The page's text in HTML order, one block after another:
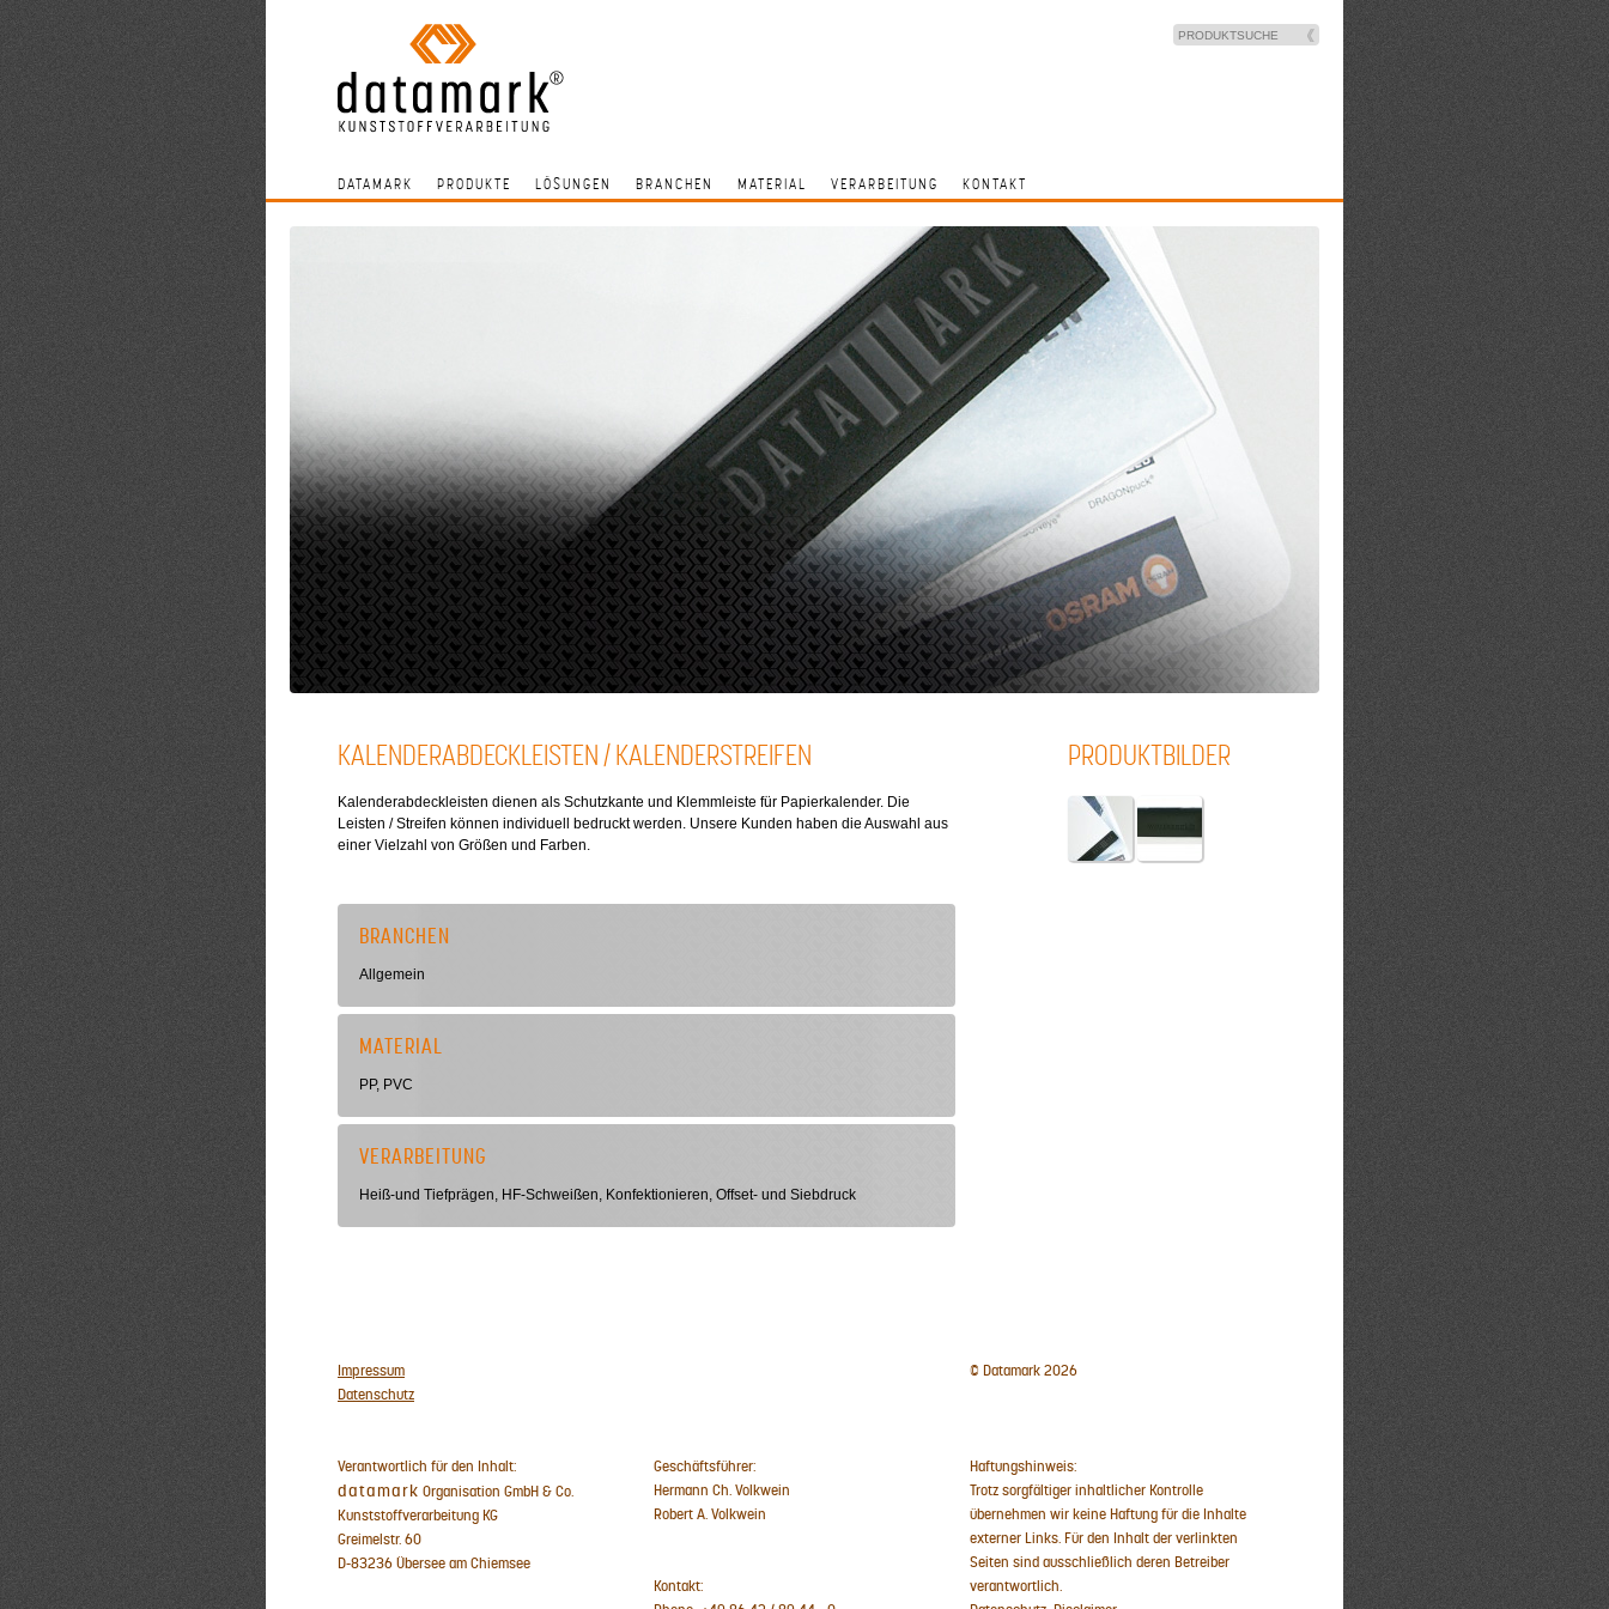
DATAMARK PRODUKTE LÖSUNGEN BRANCHEN MATERIAL VERARBEITUNG KONTAKT
KALENDERABDECKLEISTEN / KALENDERSTREIFEN
Kalenderabdeckleisten dienen als Schutzkante und Klemmleiste für Papierkalender. Die
Leisten / Streifen können individuell bedruckt werden. Unsere Kunden haben die Auswahl aus
einer Vielzahl von Größen und Farben.
PRODUKTBILDER
BRANCHEN
Allgemein
MATERIAL
PP, PVC
VERARBEITUNG
Heiß-und Tiefprägen, HF-Schweißen, Konfektionieren, Offset- und Siebdruck
Impressum
Datenschutz
© Datamark 2026
Verantwortlich für den Inhalt:
datamark Organisation GmbH & Co.
Kunststoffverarbeitung KG
Greimelstr. 60
D-83236 Übersee am Chiemsee
Geschäftsführer:
Hermann Ch. Volkwein
Robert A. Volkwein
Kontakt:
Haftungshinweis:
Trotz sorgfältiger inhaltlicher Kontrolle
übernehmen wir keine Haftung für die Inhalte
externer Links. Für den Inhalt der verlinkten
Seiten sind ausschließlich deren Betreiber
verantwortlich.